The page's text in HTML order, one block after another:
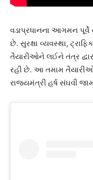
વડાપ્રધાનના આગમન
છે. સુરક્ષા વ્યવસ્થા,
તૈયારીઓને લઈને તંત્ર
રહી છે. આ તમામ
રાજ્યમંત્રી હર્ષ સંઘવી